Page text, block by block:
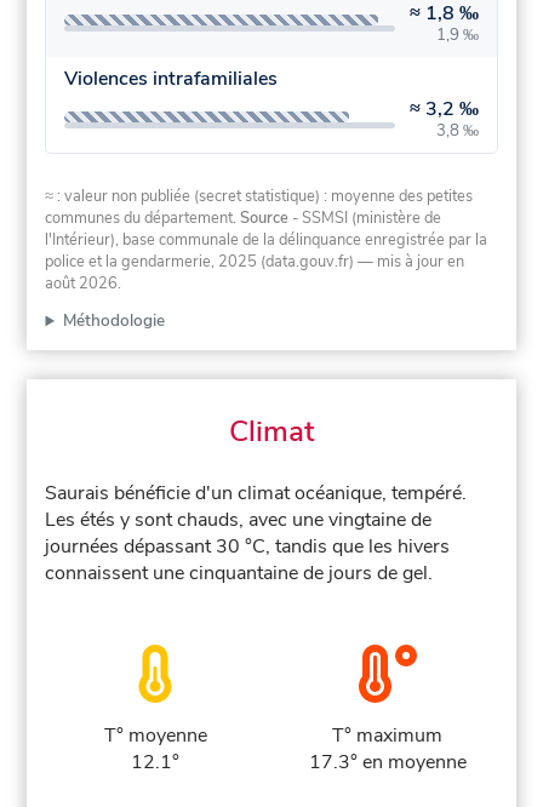
≈ 1,8 ‰
1,9 ‰
Violences intrafamiliales
≈ 3,2 ‰
3,8 ‰
≈ : valeur non publiée (secret statistique) : moyenne des petites
communes du département.Source - SSMSI (ministère de
l'Intérieur), base communale de la délinquance enregistrée par la
police et la gendarmerie, 2025 (data.gouv.fr) — mis à jour en
août 2026.
Méthodologie
Climat
Saurais bénéficie d'un climat océanique, tempéré.
Les étés y sont chauds, avec une vingtaine de
journées dépassant 30 °C, tandis que les hivers
connaissent une cinquantaine de jours de gel.
T° moyenne
12.1°
T° maximum
17.3° en moyenne